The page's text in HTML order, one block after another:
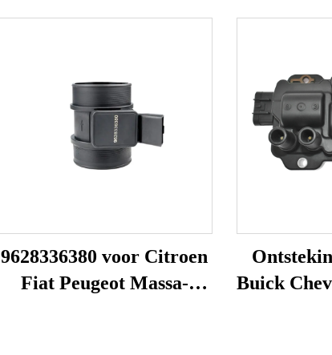
9628336380 voor Citroen
Fiat Peugeot Massa-
Buick